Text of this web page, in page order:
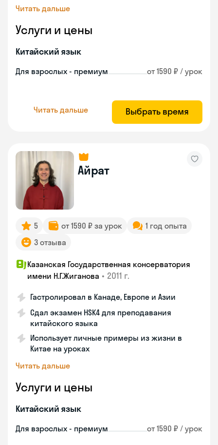
Читать дальше
Услуги и цены
Китайский язык
Для взрослых - премиум от 1590 ₽ / урок
Читать дальше Выбрать время
Айрат
5 от 1590 ₽ за урок
1 год опыта
3 отзыва
Казанская Государственная консерватория
имени Н.Г.Жиганова • 2011 г.
Гастролировал в Канаде, Европе и Азии
Сдал экзамен HSK4 для преподавания
китайского языка
Использует личные примеры из жизни в
Китае на уроках
Читать дальше
Услуги и цены
Китайский язык
Для взрослых - премиум от 1590 ₽ / урок